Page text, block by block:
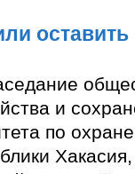
оставить
и
по